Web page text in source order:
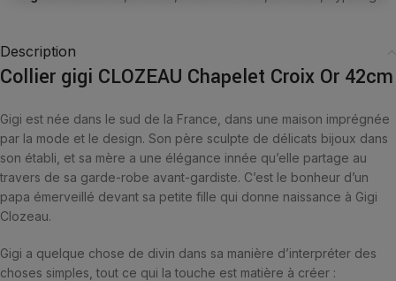
Description
Collier gigi CLOZEAU Chapelet Croix Or 42cm
Gigi est née dans le sud de la France, dans une maison imprégnée
par la mode et le design. Son père sculpte de délicats bijoux dans
son établi, et sa mère a une élégance innée qu’elle partage au
travers de sa garde-robe avant-gardiste. C’est le bonheur d’un
papa émerveillé devant sa petite fille qui donne naissance à Gigi
Clozeau.
Gigi a quelque chose de divin dans sa manière d’interpréter des
choses simples, tout ce qui la touche est matière à créer :